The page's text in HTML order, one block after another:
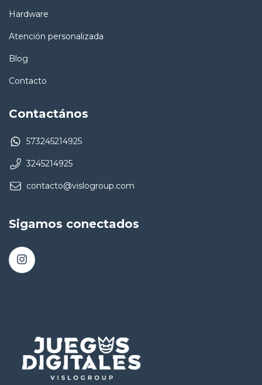
Hardware
Atención personalizada
Blog
Contacto
Contactános
573245214925
3245214925
contacto@vislogroup.com
Sigamos conectados